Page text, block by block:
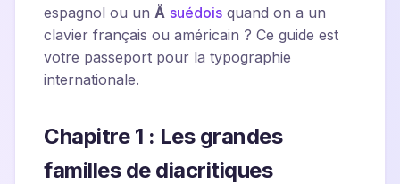
espagnol ou un Å suédois quand on a un
clavier français ou américain ? Ce guide est
votre passeport pour la typographie
internationale.
Chapitre 1 : Les grandes
familles de diacritiques